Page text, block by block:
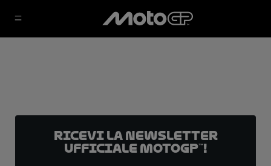
Ricevi la newsletter
ufficiale MotoGP™!